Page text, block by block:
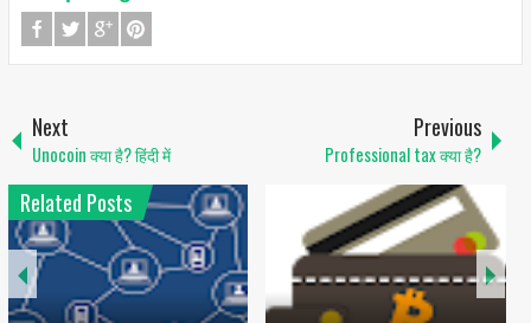
Next
Unocoin क्या है? हिंदी में
Previous
Professional tax क्या है?
Related Posts